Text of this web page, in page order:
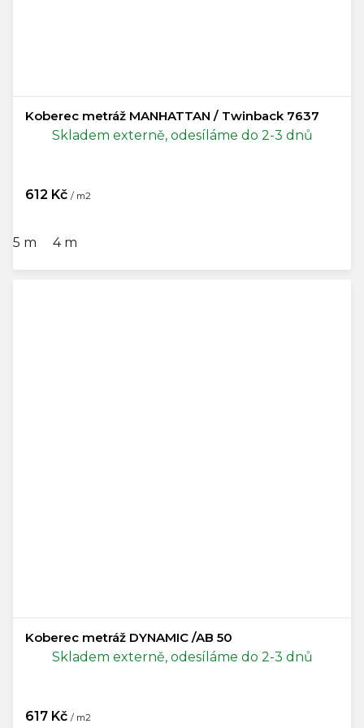
Koberec metráž MANHATTAN / Twinback 7637
Skladem externě, odesíláme do 2-3 dnů
612 Kč / m2
5 m 4 m
Koberec metráž DYNAMIC /AB 50
Skladem externě, odesíláme do 2-3 dnů
617 Kč / m2